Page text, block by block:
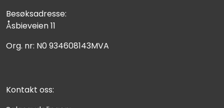
Besøksadresse:
Åsbieveien 11
Org. nr: N0 934608143MVA
Kontakt oss: